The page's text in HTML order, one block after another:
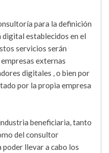
para la definición
establecidos en el
servicios serán
externas
digitales , o bien por
por la propia empresa
beneficiaria, tanto
del consultor
llevar a cabo los